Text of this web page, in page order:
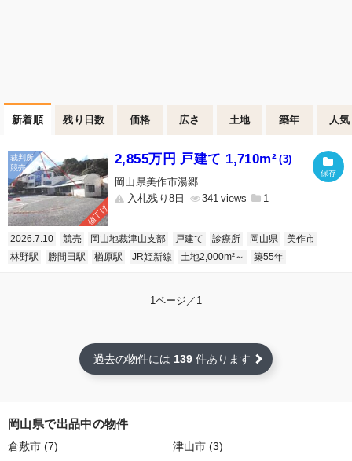
新着順 残り日数 価格 広さ 土地 築年 人気
値下げ
2,855万円 戸建て 1,710m² (3)
岡山県美作市湯郷
入札残り8日
341 1
2026.7.10 競売 岡山地裁津山支部 戸建て 診療所 岡山県
美作市
林野駅
勝間田駅 楢原駅 JR姫新線 土地2,000m²～ 築55年
1ページ／1
過去の物件には 139 件あります
岡山県で出品中の物件
倉敷市 (7) 津山市 (3)